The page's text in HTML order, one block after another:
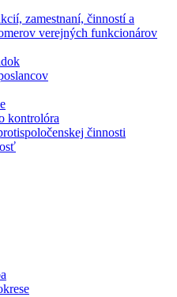
zamestnaní, činností a
verejných funkcionárov
kontrolóra
činnosti